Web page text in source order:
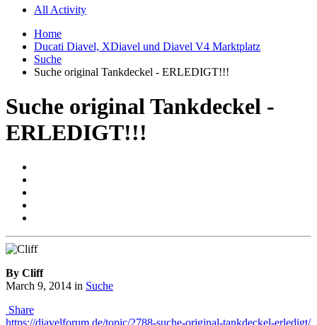
All Activity
Home
Ducati Diavel, XDiavel und Diavel V4 Marktplatz
Suche
Suche original Tankdeckel - ERLEDIGT!!!
Suche original Tankdeckel -
ERLEDIGT!!!
By Cliff
March 9, 2014 in Suche
Share